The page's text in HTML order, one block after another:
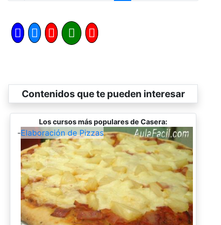
Contenidos que te pueden interesar
Los cursos más populares de Casera:
-Elaboración de Pizzas